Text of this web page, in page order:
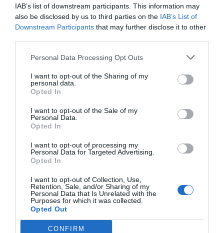
IAB’s list of downstream participants. This information may
also be disclosed by us to third parties on the IAB’s List of
Downstream Participants that may further disclose it to other
Personal Data Processing Opt Outs
I want to opt-out of the Sharing of my
personal data.
Opted In
I want to opt-out of the Sale of my
Personal Data.
Opted In
I want to opt-out of processing my
Personal Data for Targeted Advertising.
Opted In
I want to opt-out of Collection, Use,
Retention, Sale, and/or Sharing of my
Personal Data that Is Unrelated with the
Purposes for which it was collected.
Opted Out
CONFIRM
Questo hotel ha TARIFFE PRIVATE InItalia Club!
Grand Hotel Admiral Palace
Eccellente 9.2
TARIFFE
TARIFFE
20.68 kmdal centro
0 Recensioni
TARIFFE